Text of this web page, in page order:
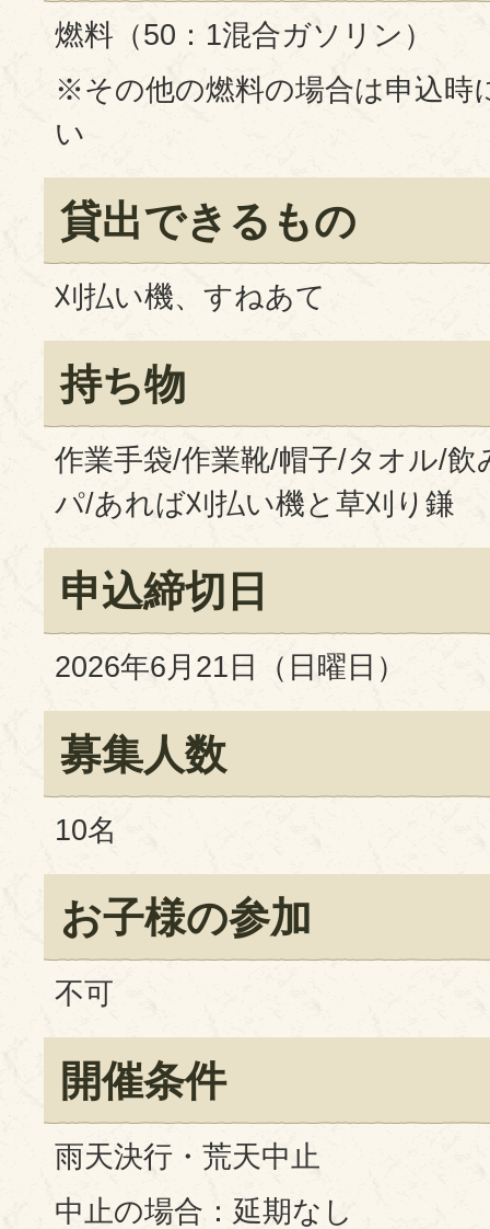
燃料（50：1混合ガソリン）
※その他の燃料の場合は申込時
い
貸出できるもの
刈払い機、すねあて
持ち物
作業手袋/作業靴/帽子/タオル/
パ/あれば刈払い機と草刈り鎌
申込締切日
2026年6月21日（日曜日）
募集人数
10名
お子様の参加
不可
開催条件
雨天決行・荒天中止
中止の場合：延期なし